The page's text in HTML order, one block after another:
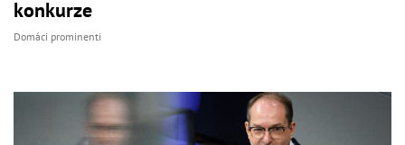
konkurze
Domáci prominenti